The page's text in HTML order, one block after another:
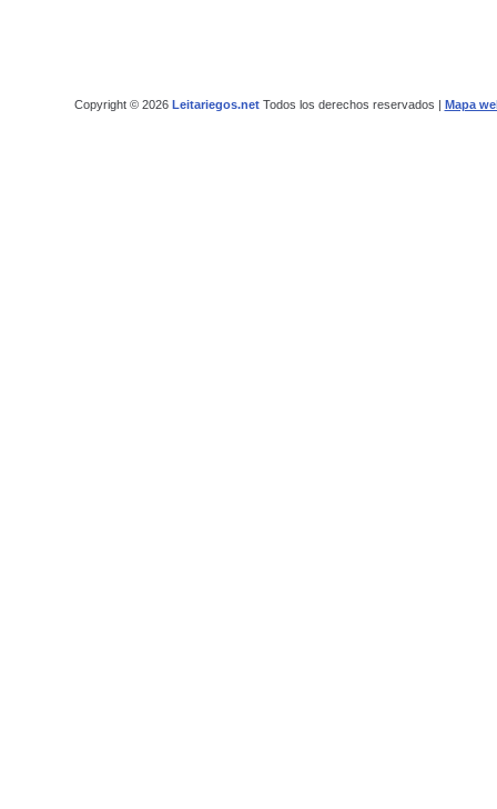
Copyright © 2026 Leitariegos.netTodos los derechos reservados | Mapa